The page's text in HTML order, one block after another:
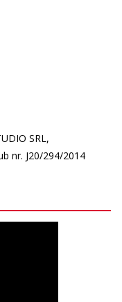
SRL,
nr. J20/294/2014